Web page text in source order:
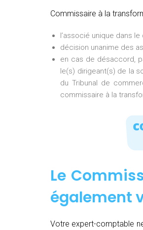
Commissaire à la
l’associé unique dans
décision unanime des
en cas de désaccord,
le(s) dirigeant(s) de la
du Tribunal de
commissaire à la
Le
également
Votre expert-comptable